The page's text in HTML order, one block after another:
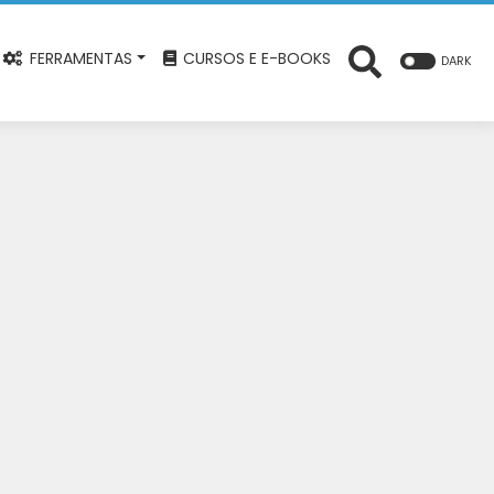
FERRAMENTAS CURSOS E E-BOOKS DARK